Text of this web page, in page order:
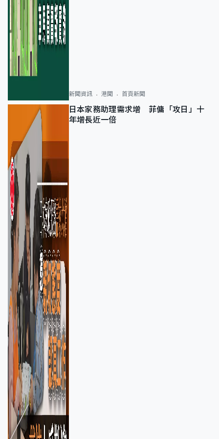
新聞資訊 港聞 首頁新聞
日本家務助理需求增 菲傭「攻日」十
年增長近一倍